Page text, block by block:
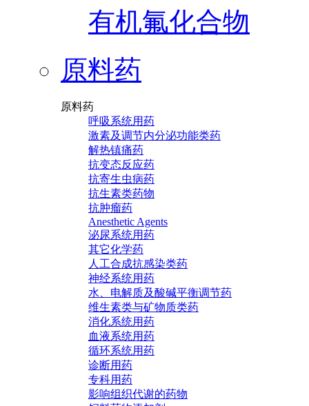
有机氟化合物
原料药
原料药
呼吸系统用药
激素及调节内分泌功能类药
解热镇痛药
抗变态反应药
抗寄生虫病药
抗生素类药物
抗肿瘤药
Anesthetic Agents
泌尿系统用药
其它化学药
人工合成抗感染类药
神经系统用药
水、电解质及酸碱平衡调节药
维生素类与矿物质类药
消化系统用药
血液系统用药
循环系统用药
诊断用药
专科用药
影响组织代谢的药物